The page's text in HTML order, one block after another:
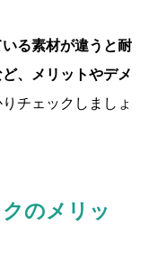
る素材が違うと耐
、メリットやデメ
チェックしましょ
のメリッ